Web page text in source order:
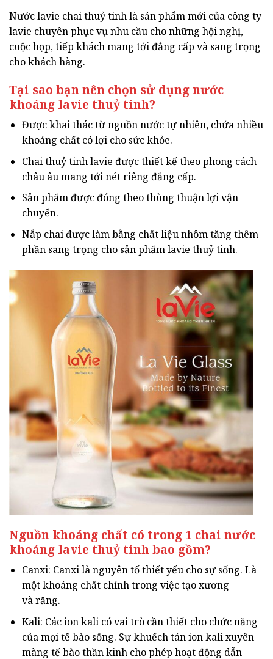
Nước lavie chai thuỷ tinh là sản phẩm mới của công ty
lavie chuyên phục vụ nhu cầu cho những hội nghị,
cuộc họp, tiếp khách mang tới đẳng cấp và sang trọng
cho khách hàng.
Tại sao bạn nên chọn sử dụng nước
khoáng lavie thuỷ tinh?
Được khai thác từ nguồn nước tự nhiên, chứa nhiều
khoáng chất có lợi cho sức khỏe.
Chai thuỷ tinh lavie được thiết kế theo phong cách
châu âu mang tới nét riêng đẳng cấp.
Sản phẩm được đóng theo thùng thuận lợi vận
chuyển.
Nắp chai được làm bằng chất liệu nhôm tăng thêm
phần sang trọng cho sản phẩm lavie thuỷ tinh.
Nguồn khoáng chất có trong 1 chai nước
khoáng lavie thuỷ tinh bao gồm?
Canxi: Canxi là nguyên tố thiết yếu cho sự sống. Là
một khoáng chất chính trong việc tạo xương
và răng.
Kali: Các ion kali có vai trò cần thiết cho chức năng
của mọi tế bào sống. Sự khuếch tán ion kali xuyên
màng tế bào thần kinh cho phép hoạt động dẫn